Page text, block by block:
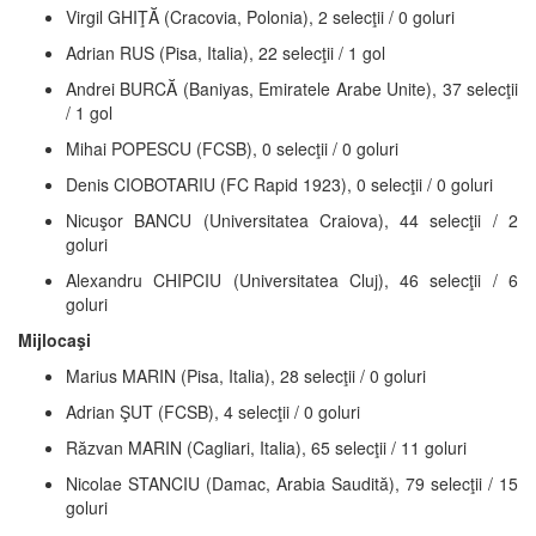
Virgil GHIŢĂ (Cracovia, Polonia), 2 selecţii / 0 goluri
Adrian RUS (Pisa, Italia), 22 selecţii / 1 gol
Andrei BURCĂ (Baniyas, Emiratele Arabe Unite), 37 selecţii
/ 1 gol
Mihai POPESCU (FCSB), 0 selecţii / 0 goluri
Denis CIOBOTARIU (FC Rapid 1923), 0 selecţii / 0 goluri
Nicuşor BANCU (Universitatea Craiova), 44 selecţii / 2
goluri
Alexandru CHIPCIU (Universitatea Cluj), 46 selecţii / 6
goluri
Mijlocaşi
Marius MARIN (Pisa, Italia), 28 selecţii / 0 goluri
Adrian ŞUT (FCSB), 4 selecţii / 0 goluri
Răzvan MARIN (Cagliari, Italia), 65 selecţii / 11 goluri
Nicolae STANCIU (Damac, Arabia Saudită), 79 selecţii / 15
goluri